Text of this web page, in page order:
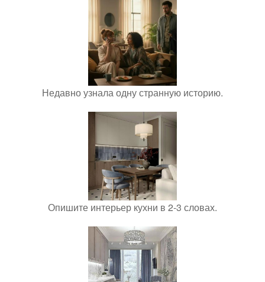
Недавно узнала одну странную историю.
Опишите интерьер кухни в 2-3 словах.